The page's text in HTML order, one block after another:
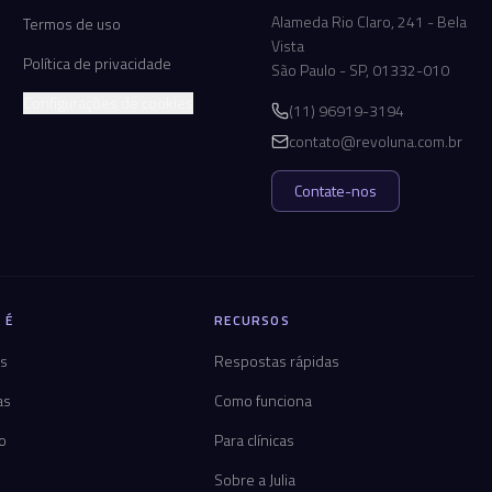
Termos de uso
Política de privacidade
Alameda Rio Claro, 241 - Bela
Vista
São Paulo - SP, 01332-010
(11) 96919-3194
contato@revoluna.com.br
Contate-nos
RECURSOS
Respostas rápidas
Como funciona
Para clínicas
Sobre a Julia